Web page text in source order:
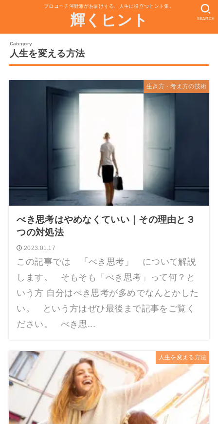
プロコーチ河野雅がお届けする、人生に役立つヒント集。
輝くヒント SEARCH
人生を変える方法
生き方・考え方の技術
べき思考はやめなくていい｜その理由と３
つの対処法
2023.01.17
この記事では 「べき思考」 について解説
します。 そもそも「べき思考」って何？と
いう方 自分はべき思考が多めでなんとかした
い。 という方はぜひ最後まで記事をご覧く
ださい。 べき思...
人生を変える方法